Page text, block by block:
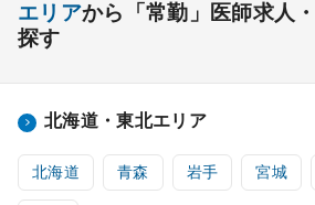
エリアから「常勤」医師求人
探す
北海道・東北エリア
北海道 青森 岩手 宮城